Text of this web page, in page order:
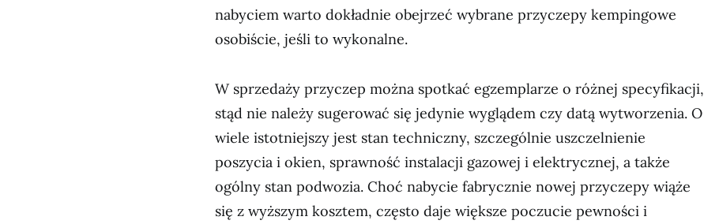
nabyciem warto dokładnie obejrzeć wybrane przyczepy kempingowe
osobiście, jeśli to wykonalne.
W sprzedaży przyczep można spotkać egzemplarze o różnej specyfikacji,
stąd nie należy sugerować się jedynie wyglądem czy datą wytworzenia. O
wiele istotniejszy jest stan techniczny, szczególnie uszczelnienie
poszycia i okien, sprawność instalacji gazowej i elektrycznej, a także
ogólny stan podwozia. Choć nabycie fabrycznie nowej przyczepy wiąże
się z wyższym kosztem, często daje większe poczucie pewności i